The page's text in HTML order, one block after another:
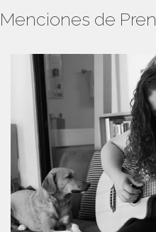
Menciones de